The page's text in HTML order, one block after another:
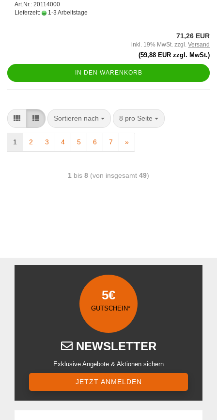
Art.Nr.: 20114000
Lieferzeit:
1-3 Arbeitstage
71,26 EUR
(59,88 EUR zzgl. MwSt.)
inkl. 19% MwSt. zzgl. Versand
IN DEN WARENKORB
Sortieren nach 8 pro Seite
1 2 3 4 5 6 7 »
1 bis 8 (von insgesamt 49)
5€
GUTSCHEIN*
NEWSLETTER
Exklusive Angebote & Aktionen sichern
JETZT ANMELDEN